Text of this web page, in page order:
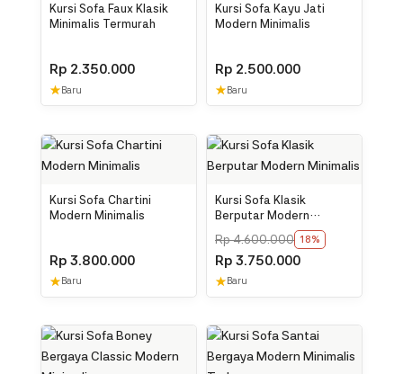
Kursi Sofa Faux Klasik
Minimalis Termurah
Rp2.350.000
★Baru
Kursi Sofa Kayu Jati
Modern Minimalis
Rp2.500.000
★Baru
Kursi Sofa Chartini
Modern Minimalis
Rp3.800.000
★ Baru
Kursi Sofa Klasik
Berputar Modern
Rp4.600.000 18%
Rp3.750.000
★ Baru